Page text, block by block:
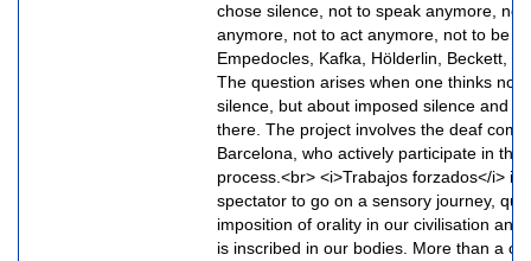
chose silence, not to speak anymore, not
anymore, not to act anymore, not to be
Empedocles, Kafka, Hölderlin, Beckett,
The question arises when one thinks not
silence, but about imposed silence and
there. The project involves the deaf
Barcelona, who actively participate in the
process.<br> <i>Trabajos forzados</i>
spectator to go on a sensory journey,
imposition of orality in our civilisation and
is inscribed in our bodies. More than a